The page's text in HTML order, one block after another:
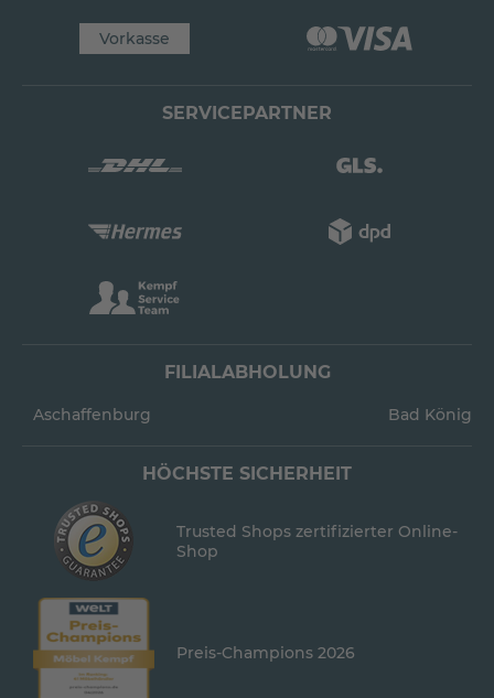
Vorkasse
SERVICEPARTNER
FILIALABHOLUNG
Aschaffenburg Bad König
HÖCHSTE SICHERHEIT
Trusted Shops zertifizierter Online-
Shop
Preis-Champions 2026